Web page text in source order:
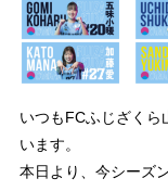
いつもFCふじざくら
います。
本日より、今シーズ